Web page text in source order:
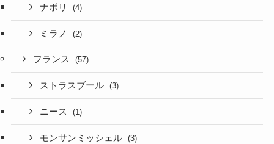
ナポリ (4)
ミラノ (2)
フランス (57)
ストラスブール (3)
ニース (1)
モンサンミッシェル (3)